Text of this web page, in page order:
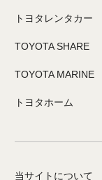
トヨタレンタカー
TOYOTA SHARE
TOYOTA MARINE
トヨタホーム
当サイトについて